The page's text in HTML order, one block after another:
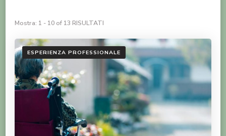
Mostra: 1 - 10 of 13 RISULTATI
ESPERIENZA PROFESSIONALE